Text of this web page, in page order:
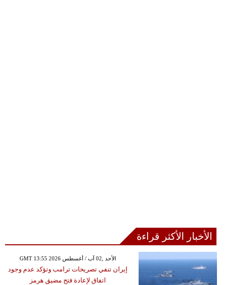
الأخبار الأكثر قراءة
GMT 13:55 2026 الأحد ,02 آب / أغسطس
إيران تنفي تصريحات ترامب وتؤكد عدم وجود
اتفاق لإعادة فتح مضيق هرمز